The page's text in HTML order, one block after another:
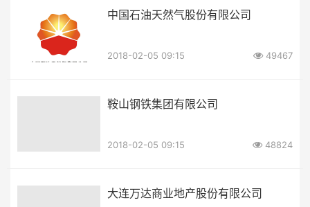
中国石油天然气股份有限公司
2018-02-05 09:15 49467
鞍山钢铁集团有限公司
2018-02-05 09:15 48824
大连万达商业地产股份有限公司